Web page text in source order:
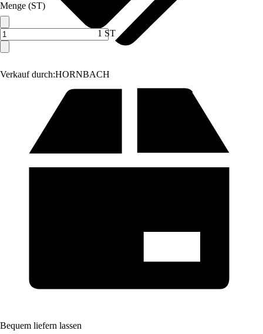
Verkauf durch:HORNBACH
Menge (ST)
1 ST
Bequem liefern lassen